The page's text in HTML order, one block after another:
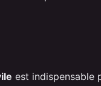
est indispensable